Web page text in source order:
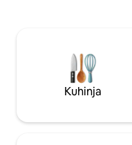
javno parkirališno
Naknade (gotovina pri
⁠Čišćenje: 55 € •⁠ ⁠Gradska pristojba: 3,50 €
po osobi po noćenju za
Kuhinja